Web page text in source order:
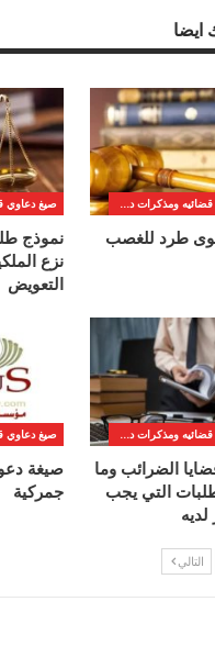
ايضا
صيغ دعاوي قضائيه ومذكرات دفاع
طرد للغصب
نموذج
نزع
التعويض
صيغ دعاوي قضائيه ومذكرات دفاع
الضرائب وما
التي يجب
لديه
صيغة
جمركية
التالي